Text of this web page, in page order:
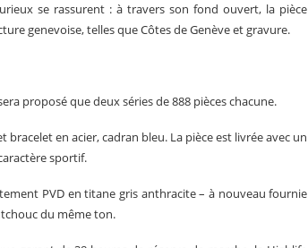
se rassurent : à travers son fond ouvert, la pièce
genevoise, telles que Côtes de Genève et gravure.
proposé que deux séries de 888 pièces chacune.
en acier, cadran bleu. La pièce est livrée avec un
sportif.
PVD en titane gris anthracite – à nouveau fournie
du même ton.